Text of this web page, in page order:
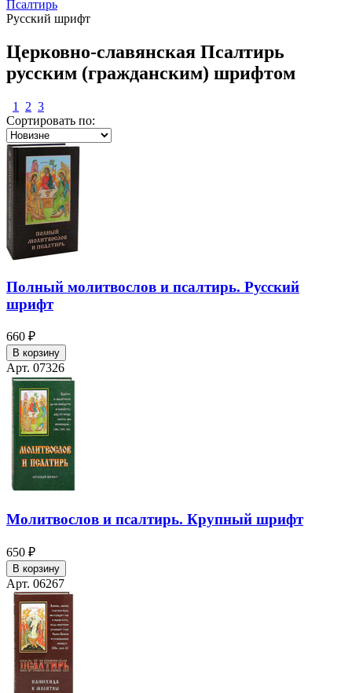
Псалтирь
Русский шрифт
Церковно-славянская Псалтирь
русским (гражданским) шрифтом
1 2 3
Сортировать по:
Полный молитвослов и псалтирь. Русский
шрифт
660 ₽
В корзину
Арт. 07326
Молитвослов и псалтирь. Крупный шрифт
650 ₽
В корзину
Арт. 06267